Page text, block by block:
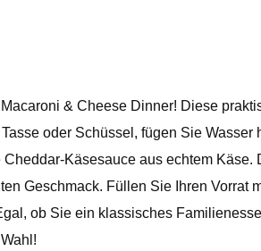
& Cheese Dinner! Diese
oder Schüssel, fügen Sie
Käsesauce aus echtem Käse.
Geschmack. Füllen Sie Ihren Vorrat
ob Sie ein klassisches